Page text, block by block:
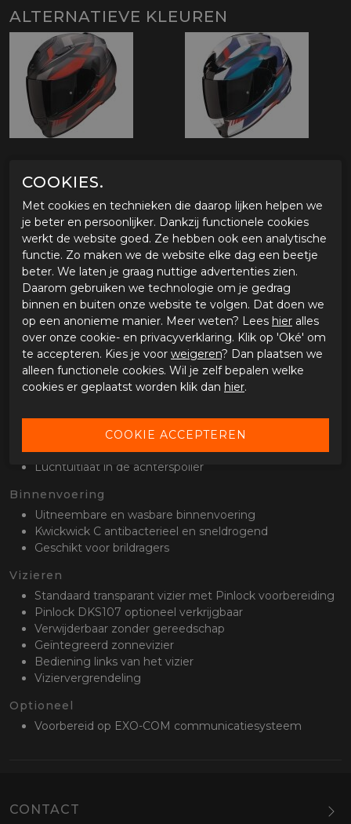
ALTERNATIEVE KLEUREN
OMSCHRIJVING SCORPION EXO-491 ABILIS
Eigenschappen Scorpion EXO-491 motorhelm
Type rijder
Betaalbare allround integraalhelm
Geschikt voor touring rijders
Helmschaal
Polycarbonaat helmschaal
EPS multi density binnenschaal
3 schaalmaten (XS, S-L, XL-3XL*)
ECE-R 22.06 gecertificeerd
Ventilatiekanaal
3 ventilatieopeningen op de bovenzijde
Ventilatieopening op de kin
Luchtuitlaat in de achterspoiler
Binnenvoering
Uitneembare en wasbare binnenvoering
Kwickwick C antibacterieel en sneldrogend
Geschikt voor brildragers
Vizieren
Standaard transparant vizier met Pinlock voorbereiding
Pinlock DKS107 optioneel verkrijgbaar
Verwijderbaar zonder gereedschap
Geïntegreerd zonnevizier
Bediening links van het vizier
Viziervergrendeling
Optioneel
Voorbereid op EXO-COM communicatiesysteem
CONTACT
COOKIES.
Met cookies en technieken die daarop lijken helpen we
je beter en persoonlijker. Dankzij functionele cookies
werkt de website goed. Ze hebben ook een analytische
functie. Zo maken we de website elke dag een beetje
beter. We laten je graag nuttige advertenties zien.
Daarom gebruiken we technologie om je gedrag
binnen en buiten onze website te volgen. Dat doen we
op een anonieme manier. Meer weten? Lees hier alles
over onze cookie- en privacyverklaring. Klik op 'Oké' om
te accepteren. Kies je voor weigeren? Dan plaatsen we
alleen functionele cookies. Wil je zelf bepalen welke
cookies er geplaatst worden klik dan hier.